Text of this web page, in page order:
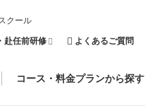
クール
赴任前研修 よくあるご質問
コース・料金プランから探す